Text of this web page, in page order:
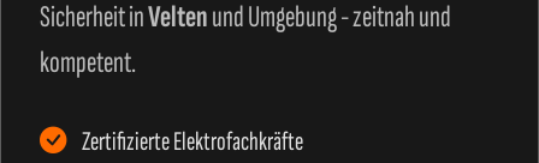
Sicherheit inVeltenund Umgebung - zeitnah und
kompetent.
Zertifizierte Elektrofachkräfte